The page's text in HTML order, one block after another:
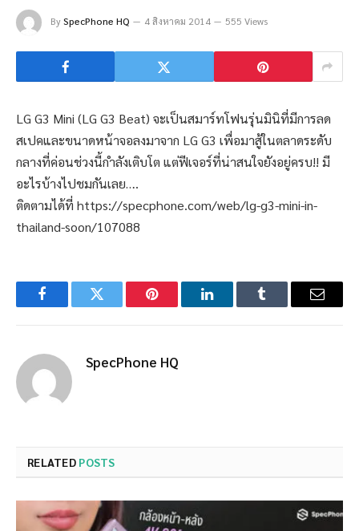
BySpecPhone HQ 4 สิงหาคม 2014 555 Views
LG G3 Mini (LG G3 Beat) จะเป็นสมาร์ทโฟนรุ่นมินิที่มีการลด
สเปคและขนาดหน้าจอลงมาจาก LG G3 เพื่อมาสู้ในตลาดระดับ
กลางที่ค่อนช่วงนี้กำลังเติบโต แต่ฟีเจอร์ที่น่าสนใจยังอยู่ครบ!! มี
อะไรบ้างไปชมกันเลย….
ติดตามได้ที่ https://specphone.com/web/lg-g3-mini-in-
thailand-soon/107088
FacebookTwitter Pinterest LinkedInTumblr Email
SpecPhone HQ
RELATED POSTS